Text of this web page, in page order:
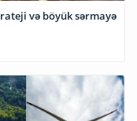
və böyük sərmayə